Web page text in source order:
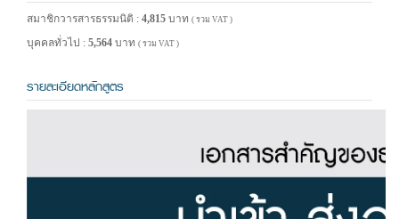
สมาชิกวารสารธรรมนิติ : 4,815 บาท ( รวม VAT )
บุคคลทั่วไป : 5,564 บาท ( รวม VAT )
รายละเอียดหลักสูตร